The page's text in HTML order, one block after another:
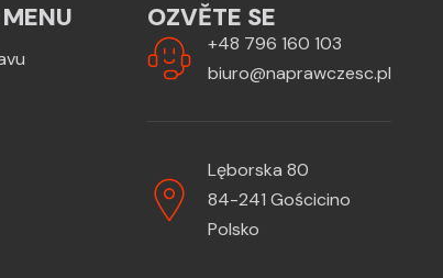
OZVĚTE SE
+48 796 160 103
biuro@naprawczesc.pl
Lęborska 80
84-241 Gościcino
Polsko